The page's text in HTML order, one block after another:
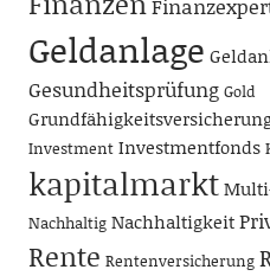
Geldanlage
Gesundheitsprüfung Gold
Investment Investmentfonds
kapitalmarkt
Nachhaltig Nachhaltigkeit
Rente Rentenversicherung